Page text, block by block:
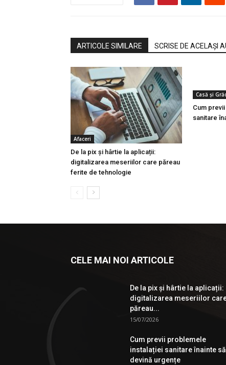
ARTICOLE SIMILARE SCRISE DE ACELAȘI
Afaceri
De la pix şi hârtie la aplicații:
digitalizarea meseriilor care păreau
ferite de tehnologie
Casă și
Cum
sanitare
CELE MAI NOI ARTICOLE
De la pix şi hârtie la aplicații:
digitalizarea meseriilor
păreau...
15/07/2026
Cum previi problemele
instalației sanitare înainte să
devină urgențe